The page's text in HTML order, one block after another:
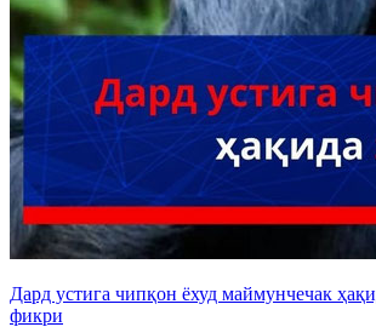
Дард устига чипқон ёхуд маймунчечак
фикри